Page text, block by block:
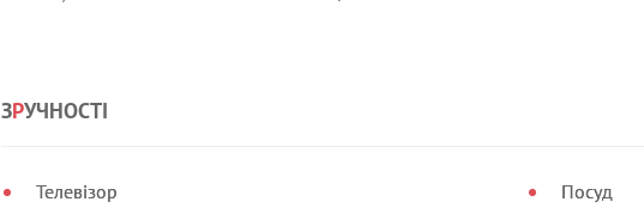
ЗРУЧНОСТІ
Телевізор
Посуд